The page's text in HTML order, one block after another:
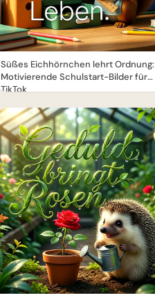
Süßes Eichhörnchen lehrt Ordnung:
Motivierende Schulstart-Bilder für
TikTok